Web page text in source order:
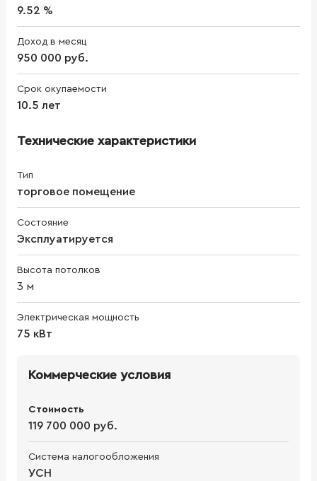
9.52 %
Доход в месяц
950 000 руб.
Срок окупаемости
10.5 лет
Технические характеристики
Тип
торговое помещение
Состояние
Эксплуатируется
Высота потолков
3 м
Электрическая мощность
75 кВт
Коммерческие условия
Стоимость
119 700 000 руб.
Система налогообложения
УСН